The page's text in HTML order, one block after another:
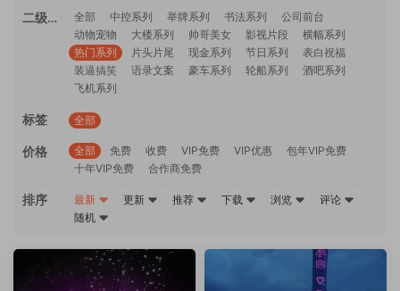
二级分
全部 中控系列 举牌系列 书法系列
公司前台
动物宠物
大楼系列 帅哥美女 影视片段
横幅系列
热门系列
片头片尾 现金系列 节日系列
表白祝福
装逼搞笑
语录文案 豪车系列 轮船系列
酒吧系列
飞机系列
标签 全部
价格 全部 免费 收费 VIP免费 VIP优惠
包年VIP免费
十年VIP免费
合作商免费
排序 最新 更新 推荐 下载 浏览
评论
随机